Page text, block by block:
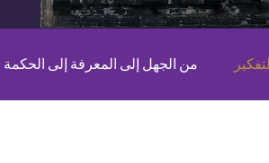
من الجهل إلى المعرفة إلى الحكمة